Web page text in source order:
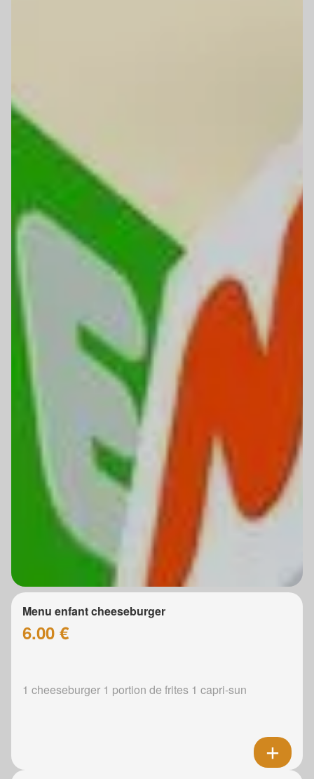
Menu enfant cheeseburger
6.00 €
1 cheeseburger 1 portion de frites 1 capri-sun